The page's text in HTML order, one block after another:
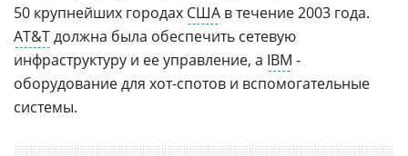
50 крупнейших городах США в течение 2003 года.
AT&Tдолжна была обеспечить сетевую
инфраструктуру и ее управление, а IBM -
оборудование для хот-спотов и вспомогательные
системы.